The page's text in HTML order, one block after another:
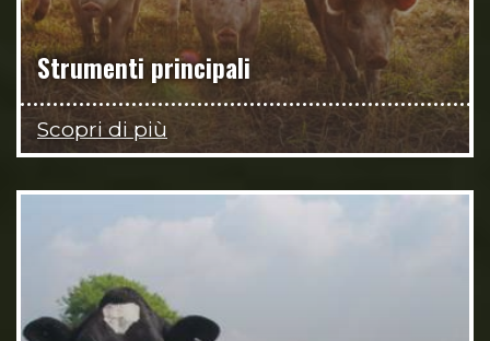
Strumenti principali
Scopri di più